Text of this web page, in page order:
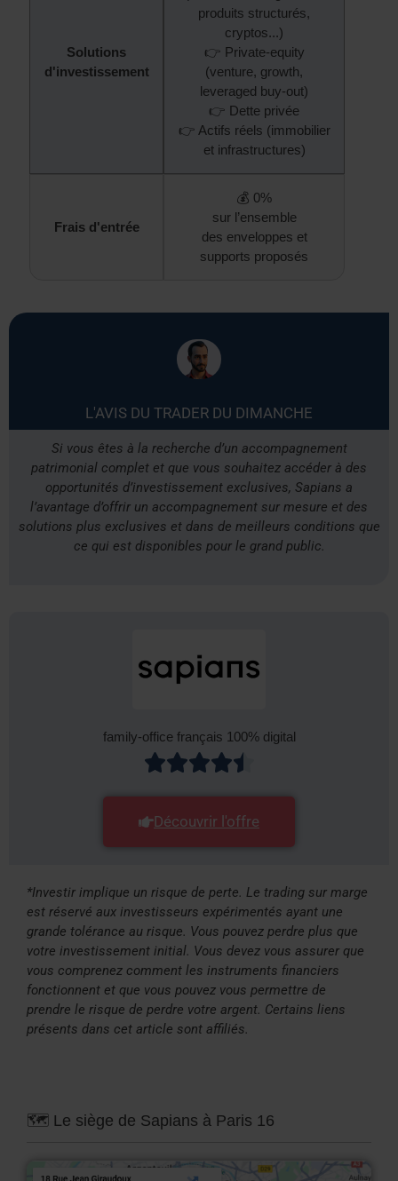
Solutions
d'investissement
produits structurés,
cryptos...)
👉 Private-equity
(venture, growth,
leveraged buy-out)
👉 Dette privée
👉 Actifs réels (immobilier
et infrastructures)
Frais d'entrée
💰 0%
sur l’ensemble
des enveloppes et
supports proposés
L'AVIS DU TRADER DU DIMANCHE
Si vous êtes à la recherche d’un accompagnement
patrimonial complet et que vous souhaitez accéder à des
opportunités d’investissement exclusives, Sapians a
l’avantage d’offrir un accompagnement sur mesure et des
solutions plus exclusives et dans de meilleurs conditions que
ce qui est disponibles pour le grand public.
family-office français 100% digital
Découvrir l'offre
*Investir implique un risque de perte. Le trading sur marge
est réservé aux investisseurs expérimentés ayant une
grande tolérance au risque. Vous pouvez perdre plus que
votre investissement initial. Vous devez vous assurer que
vous comprenez comment les instruments financiers
fonctionnent et que vous pouvez vous permettre de
prendre le risque de perdre votre argent. Certains liens
présents dans cet article sont affiliés.
🗺️ Le siège de Sapians à Paris 16